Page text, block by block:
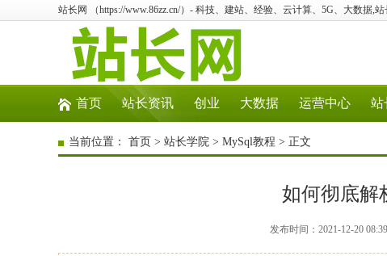
站长网 （https://www.86zz.cn/）- 科技、建站、经验、云计算、5G、大数据,站
首页 站长资讯 创业 大数据 运营中心 站
当前位置： 首页 > 站长学院 > MySql教程 > 正文
如何彻底解
发布时间：2021-12-20